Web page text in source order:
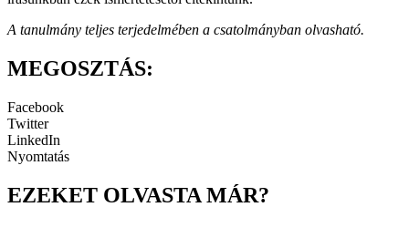
A tanulmány teljes terjedelmében a csatolmányban olvasható.
MEGOSZTÁS:
Facebook
Twitter
LinkedIn
Nyomtatás
EZEKET OLVASTA MÁR?